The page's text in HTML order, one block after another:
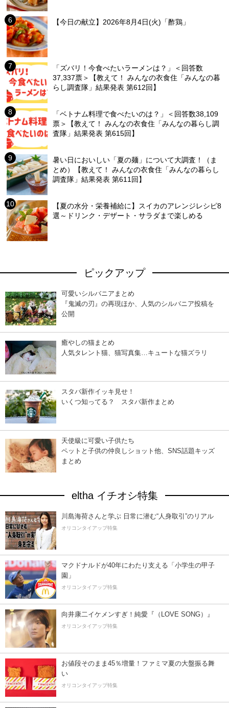
【今日の献立】2026年8月4日(火)「酢鶏」
「ズバリ！今食べたいラーメンは？」＜回答数
37,337票＞【教えて！ みんなの衣食住「みんなの暮
らし調査隊」結果発表 第612回】
「ベトナム料理で食べたいのは？」＜回答数38,109
票＞【教えて！ みんなの衣食住「みんなの暮らし調
査隊」結果発表 第615回】
暑い日においしい「夏の麺」について大調査！（ま
とめ）【教えて！ みんなの衣食住「みんなの暮らし
調査隊」結果発表 第611回】
【夏の水分・栄養補給に】スイカのアレンジレシピ8
選～ドリンク・デザート・サラダまで楽しめる
ピックアップ
可愛いシルバニアまとめ
『鬼滅の刃』の再現ほか、人気のシルバニア投稿を
公開
癒やしの猫まとめ
人気タレント猫、猫写真集…キュートな猫ズラリ
スタバ新作イッキ見せ！
いくつ知ってる？ スタバ新作まとめ
天使級に可愛い子供たち
ペットと子供の仲良しショット他、SNS話題キッズ
まとめ
eltha イチオシ特集
川島海荷さんと学ぶ 日常に潜む“人身取引”のリアル
オリコンタイアップ特集
マクドナルドが40年にわたり支える「小学生の甲子
園」
オリコンタイアップ特集
向井康二イケメンすぎ！純愛『（LOVE SONG）』
オリコンタイアップ特集
お値段そのまま45％増量！ファミマ夏の大盤振る舞
い
オリコンタイアップ特集